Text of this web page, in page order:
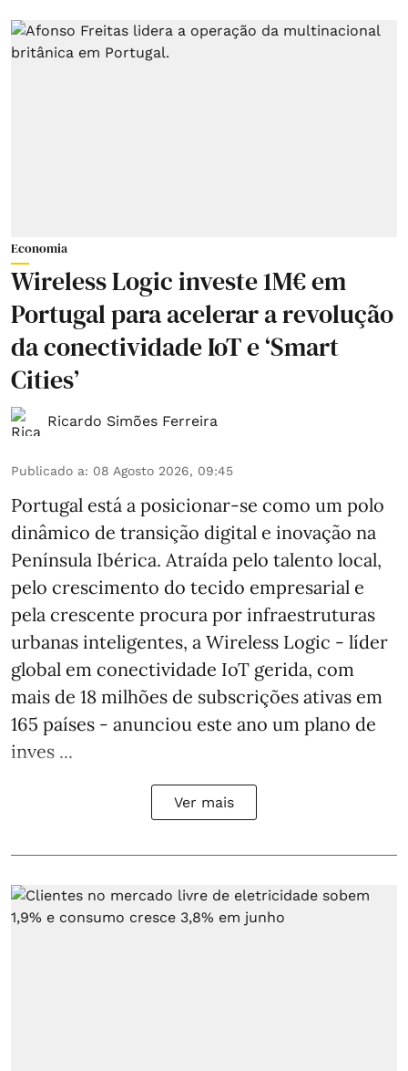
Economia
Wireless Logic investe 1M€ em
Portugal para acelerar a revolução
da conectividade IoT e ‘Smart
Cities’
Ricardo Simões Ferreira
Publicado a: 08 Agosto 2026, 09:45
Portugal está a posicionar-se como um polo
dinâmico de transição digital e inovação na
Península Ibérica. Atraída pelo talento local,
pelo crescimento do tecido empresarial e
pela crescente procura por infraestruturas
urbanas inteligentes, a Wireless Logic - líder
global em conectividade IoT gerida, com
mais de 18 milhões de subscrições ativas em
165 países - anunciou este ano um plano de
inves ...
Ver mais